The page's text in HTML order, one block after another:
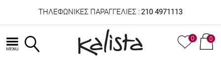
ΤΗΛΕΦΩΝΙΚΕΣ ΠΑΡΑΓΓΕΛΙΕΣ : 210 4971113
0 0